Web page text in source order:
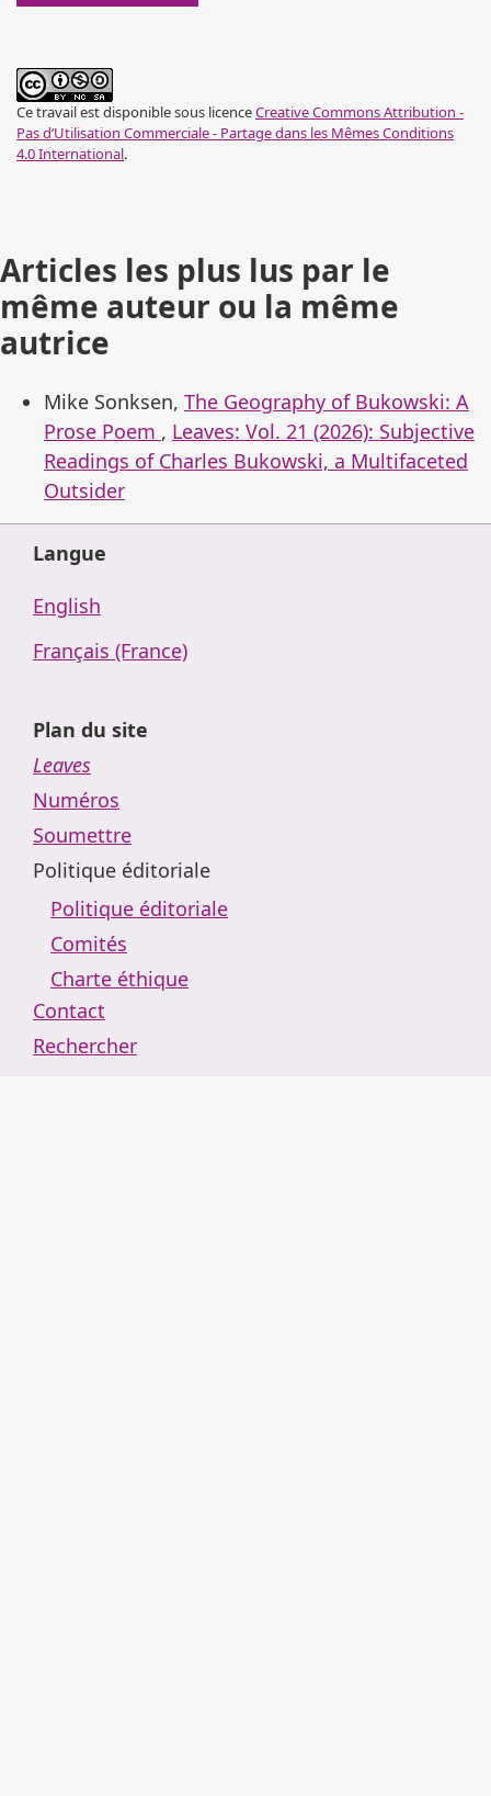
Ce travail est disponible sous licenceCreative Commons Attribution -
Pas d’Utilisation Commerciale - Partage dans les Mêmes Conditions
4.0 International.
Articles les plus lus par le
même auteur ou la même
autrice
Mike Sonksen, The Geography of Bukowski: A
Prose Poem , Leaves: Vol. 21 (2026): Subjective
Readings of Charles Bukowski, a Multifaceted
Outsider
Langue
English
Français (France)
Plan du site
Leaves
Numéros
Soumettre
Politique éditoriale
Politique éditoriale
Comités
Charte éthique
Contact
Rechercher